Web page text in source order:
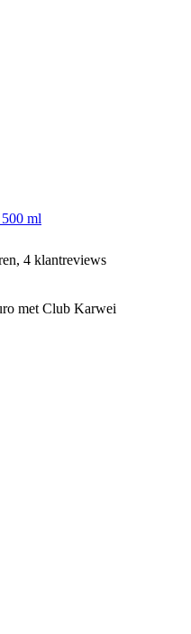
ml
4 klantreviews
met Club Karwei